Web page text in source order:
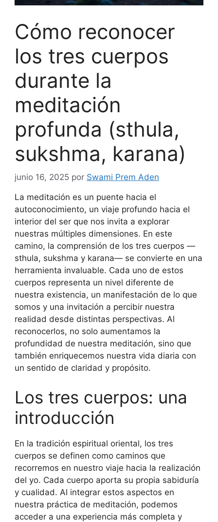
Cómo reconocer
los tres cuerpos
durante la
meditación
profunda (sthula,
sukshma, karana)
junio 16, 2025 por Swami Prem Aden
La meditación es un puente hacia el
autoconocimiento, un viaje profundo hacia el
interior del ser que nos invita a explorar
nuestras múltiples dimensiones. En este
camino, la comprensión de los tres cuerpos —
sthula, sukshma y karana— se convierte en una
herramienta invaluable. Cada uno de estos
cuerpos representa un nivel diferente de
nuestra existencia, un manifestación de lo que
somos y una invitación a percibir nuestra
realidad desde distintas perspectivas. Al
reconocerlos, no solo aumentamos la
profundidad de nuestra meditación, sino que
también enriquecemos nuestra vida diaria con
un sentido de claridad y propósito.
Los tres cuerpos: una
introducción
En la tradición espiritual oriental, los tres
cuerpos se definen como caminos que
recorremos en nuestro viaje hacia la realización
del yo. Cada cuerpo aporta su propia sabiduría
y cualidad. Al integrar estos aspectos en
nuestra práctica de meditación, podemos
acceder a una experiencia más completa y